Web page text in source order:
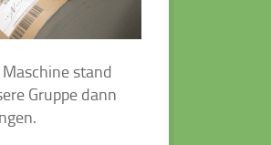
stand
Gruppe dann